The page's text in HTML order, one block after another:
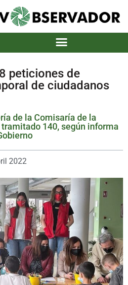
peticiones de
de ciudadanos
de la Comisaría de la
140, según informa
2022